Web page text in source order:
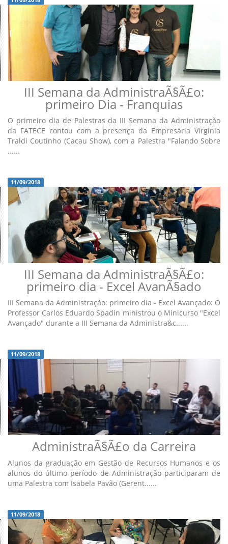
III Semana da AdministraÃ§Ã£o:
primeiro Dia - Franquias
O primeiro dia de Palestras da III Semana da Administração
da FATECE contou com a presença da Empresária Virginia
Traldi Coutinho (Cacau Show), com a Palestra "Falando Sobre
......
11/09/2018
III Semana da AdministraÃ§Ã£o:
primeiro dia - Excel AvanÃ§ado
III Semana da Administração: primeiro dia - Excel Avançado: O
Professor Carlos Eduardo Spadin ministrou o Minicurso "Excel
Avançado" durante a III Semana da Administra&c......
11/09/2018
AdministraÃ§Ã£o da Carreira
Alunos da graduação em Gestão de Recursos Humanos e os
alunos do último período de Administração participaram de
uma Palestra com Isabela Pavão (Gerent......
11/09/2018